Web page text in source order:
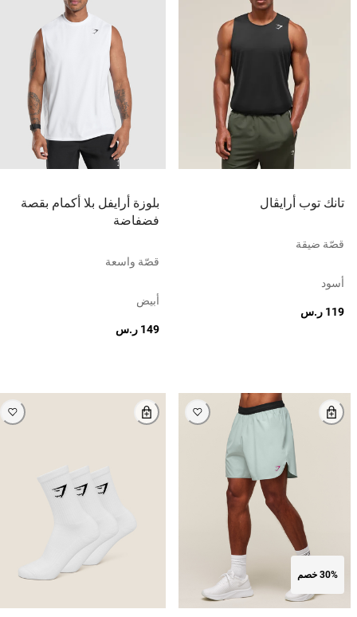
تانك توب أرايڤال
قصّة ضيقة
أسود
119 ر.س
بلوزة أرايفل بلا أكمام بقصة
فضفاضة
قصّة واسعة
أبيض
149 ر.س
30% خصم